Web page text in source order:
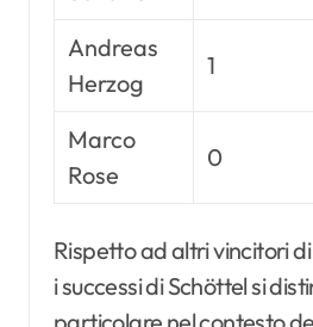
Andreas
Herzog
1
Marco
Rose
0
Rispetto ad altri vincitori
i successi di Schöttel si